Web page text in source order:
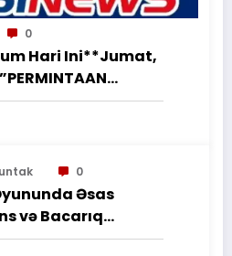
0
Hari Ini**Jumat,
SECARA LISAN
KEWAJIBAN
PERJANJIAN
0
Əsas
və Bacarıq
İcmal